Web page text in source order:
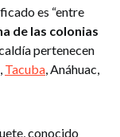
es “entre
de las colonias
pertenecen
Tacuba, Anáhuac,
conocido